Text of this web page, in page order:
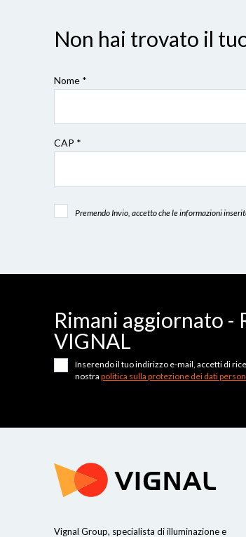
Non hai trovato il
Nome *
CAP *
Premendo Invio, accetto che le informazioni
Rimani aggiornato -
VIGNAL
Inserendo il tuo indirizzo e-mail, accetti di
nostra politica sulla protezione dei dati
Vignal Group, specialista di illuminazione e